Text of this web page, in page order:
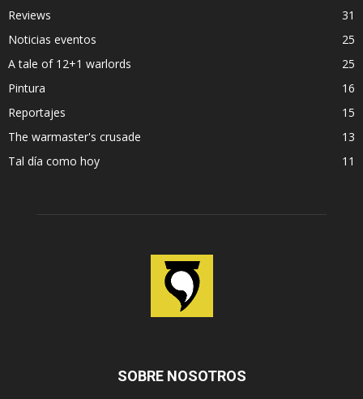
Reviews
31
Noticias eventos
25
A tale of 12+1 warlords
25
Pintura
16
Reportajes
15
The warmaster's crusade
13
Tal día como hoy
11
SOBRE NOSOTROS